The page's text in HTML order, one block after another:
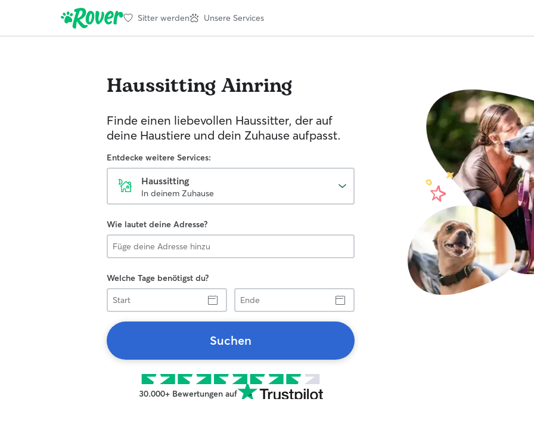
Sitter werden Unsere Services
HaussittingAinring
Finde einen liebevollen Haussitter, der auf
deine Haustiere und dein Zuhause aufpasst.
Entdecke weitere Services:
Haussitting
In deinem Zuhause
Wie lautet deine Adresse?
Welche Tage benötigst du?
Start
Ende
Suchen
30.000+ Bewertungen auf